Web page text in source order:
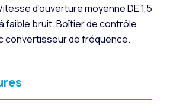
d'ouverture moyenne DE 1,5
faible bruit. Boîtier de contrôle
convertisseur de fréquence.